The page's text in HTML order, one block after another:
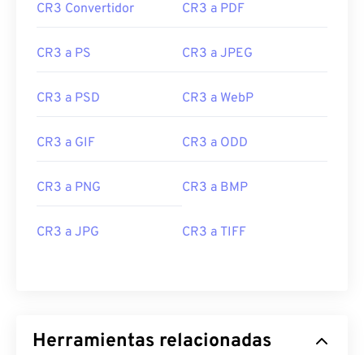
CR3 Convertidor CR3 a PDF
CR3 a PS CR3 a JPEG
CR3 a PSD CR3 a WebP
CR3 a GIF CR3 a ODD
CR3 a PNG CR3 a BMP
CR3 a JPG CR3 a TIFF
Herramientas relacionadas